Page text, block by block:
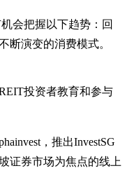
会把握以下趋势：回
断演变的消费模式。
投资者教育和参与
，推出InvestSG
证券市场为焦点的线上